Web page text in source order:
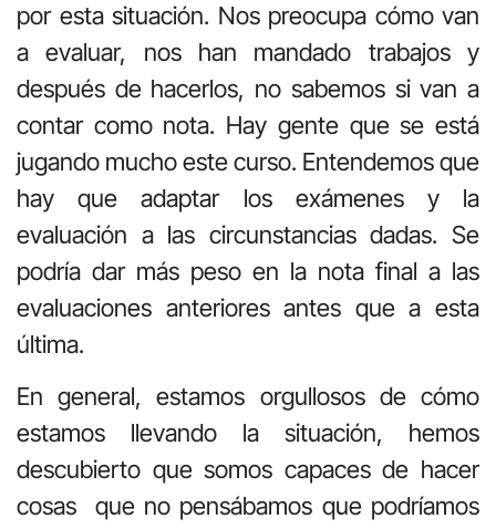
por esta situación. Nos preocupa cómo van
a evaluar, nos han mandado trabajos y
después de hacerlos, no sabemos si van a
contar como nota. Hay gente que se está
jugando mucho este curso. Entendemos que
hay que adaptar los exámenes y la
evaluación a las circunstancias dadas. Se
podría dar más peso en la nota final a las
evaluaciones anteriores antes que a esta
última.
En general, estamos orgullosos de cómo
estamos llevando la situación, hemos
descubierto que somos capaces de hacer
cosas que no pensábamos que podríamos